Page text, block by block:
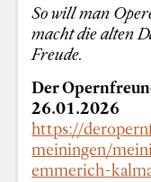
So will man
macht die alten
Freude.
Der
26.01.2026
https://
meiningen/
emmerich-